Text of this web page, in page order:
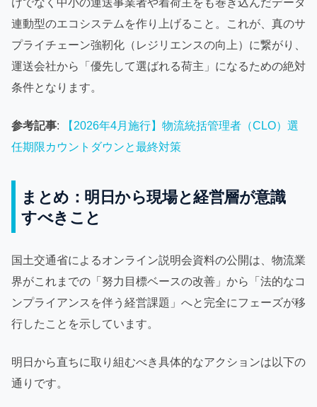
けでなく中小の運送事業者や着荷主をも巻き込んだデータ
連動型のエコシステムを作り上げること。これが、真のサ
プライチェーン強靭化（レジリエンスの向上）に繋がり、
運送会社から「優先して選ばれる荷主」になるための絶対
条件となります。
参考記事:
【2026年4月施行】物流統括管理者（CLO）選
任期限カウントダウンと最終対策
まとめ：明日から現場と経営層が意識
すべきこと
国土交通省によるオンライン説明会資料の公開は、物流業
界がこれまでの「努力目標ベースの改善」から「法的なコ
ンプライアンスを伴う経営課題」へと完全にフェーズが移
行したことを示しています。
明日から直ちに取り組むべき具体的なアクションは以下の
通りです。